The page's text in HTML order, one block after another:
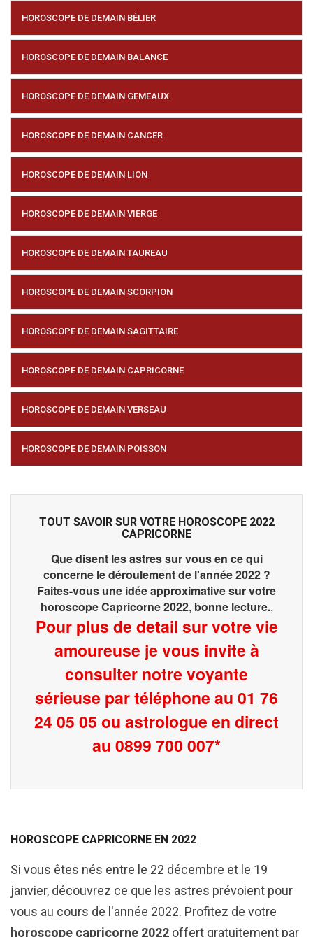
HOROSCOPE DE DEMAIN BÉLIER
HOROSCOPE DE DEMAIN BALANCE
HOROSCOPE DE DEMAIN GEMEAUX
HOROSCOPE DE DEMAIN CANCER
HOROSCOPE DE DEMAIN LION
HOROSCOPE DE DEMAIN VIERGE
HOROSCOPE DE DEMAIN TAUREAU
HOROSCOPE DE DEMAIN SCORPION
HOROSCOPE DE DEMAIN SAGITTAIRE
HOROSCOPE DE DEMAIN CAPRICORNE
HOROSCOPE DE DEMAIN VERSEAU
HOROSCOPE DE DEMAIN POISSON
TOUT SAVOIR SUR VOTRE HOROSCOPE 2022
CAPRICORNE
Que disent les astres sur vous en ce qui
concerne le déroulement de l'année 2022 ?
Faites-vous une idée approximative sur votre
horoscope Capricorne 2022, bonne lecture.,
Pour plus de detail sur votre vie
amoureuse je vous invite à
consulter notre voyante
sérieuse par téléphone au 01 76
24 05 05 ou astrologue en direct
au 0899 700 007*
HOROSCOPE CAPRICORNE EN 2022
Si vous êtes nés entre le 22 décembre et le 19
janvier, découvrez ce que les astres prévoient pour
vous au cours de l'année 2022. Profitez de votre
horoscope capricorne 2022 offert gratuitement par